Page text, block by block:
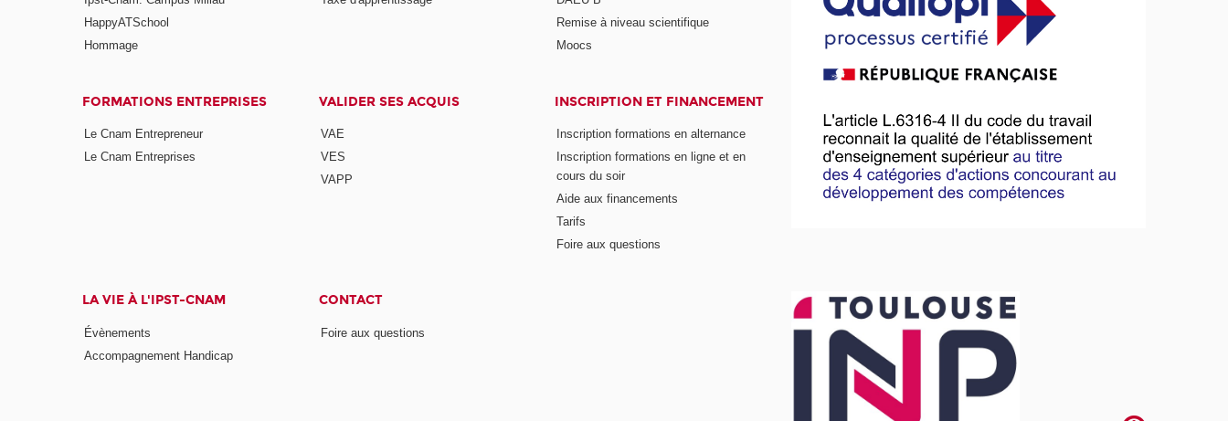
HappyATSchool
Hommage
Remise à niveau scientifique
Moocs
FORMATIONS ENTREPRISES
Le Cnam Entrepreneur
Le Cnam Entreprises
VALIDER SES ACQUIS
VAE
VES
VAPP
INSCRIPTION ET FINANCEMENT
Inscription formations en alternance
Inscription formations en ligne et en
cours du soir
Aide aux financements
Tarifs
Foire aux questions
LA VIE À L'IPST-CNAM
Évènements
Accompagnement Handicap
CONTACT
Foire aux questions